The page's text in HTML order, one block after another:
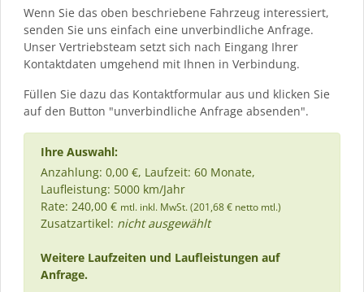
Wenn Sie das oben beschriebene Fahrzeug interessiert,
senden Sie uns einfach eine unverbindliche Anfrage.
Unser Vertriebsteam setzt sich nach Eingang Ihrer
Kontaktdaten umgehend mit Ihnen in Verbindung.
Füllen Sie dazu das Kontaktformular aus und klicken Sie
auf den Button "unverbindliche Anfrage absenden".
Ihre Auswahl:
Anzahlung: 0,00 €, Laufzeit: 60 Monate,
Laufleistung: 5000 km/Jahr
Rate: 240,00 € mtl. inkl. MwSt. (201,68 € netto mtl.)
Zusatzartikel: nicht ausgewählt
Weitere Laufzeiten und Laufleistungen auf
Anfrage.